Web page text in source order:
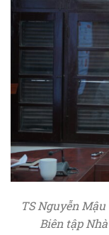
TS Nguyễn
Biên tập